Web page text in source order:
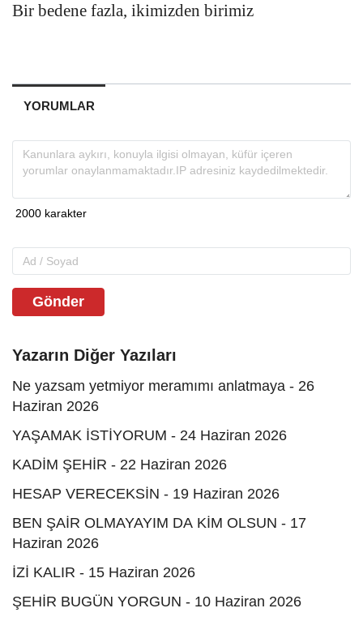
Bir bedene fazla, ikimizden birimiz
YORUMLAR
Gönder
Yazarın Diğer Yazıları
Ne yazsam yetmiyor meramımı anlatmaya - 26
Haziran 2026
YAŞAMAK İSTİYORUM - 24 Haziran 2026
KADİM ŞEHİR - 22 Haziran 2026
HESAP VERECEKSİN - 19 Haziran 2026
BEN ŞAİR OLMAYAYIM DA KİM OLSUN - 17
Haziran 2026
İZİ KALIR - 15 Haziran 2026
ŞEHİR BUGÜN YORGUN - 10 Haziran 2026